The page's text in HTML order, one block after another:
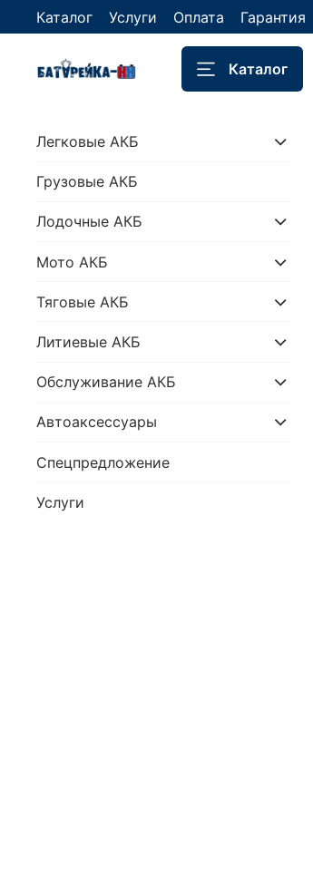
Каталог Услуги Оплата Гарантия
Каталог
Легковые АКБ
Грузовые АКБ
Лодочные АКБ
Мото АКБ
Тяговые АКБ
Литиевые АКБ
Обслуживание АКБ
Автоаксессуары
Спецпредложение
Услуги